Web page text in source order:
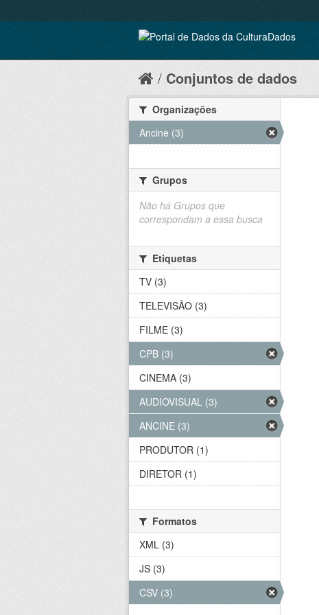
Conjuntos de dados
Organizações
Ancine (3)
Grupos
Não há Grupos que
correspondam a essa busca
Etiquetas
TV (3)
TELEVISÃO (3)
FILME (3)
CPB (3)
CINEMA (3)
AUDIOVISUAL (3)
ANCINE (3)
PRODUTOR (1)
DIRETOR (1)
Formatos
XML (3)
JS (3)
CSV (3)